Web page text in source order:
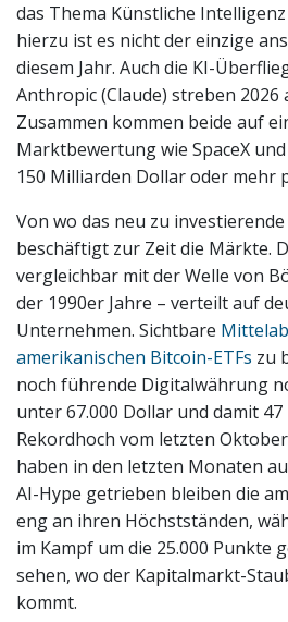
das Thema Künstliche
hierzu ist es nicht der einzige
diesem Jahr. Auch die KI-
Anthropic (Claude) streben 2026
Zusammen kommen beide auf
Marktbewertung wie SpaceX
150 Milliarden Dollar oder mehr
Von wo das neu zu
beschäftigt zur Zeit die Märkte.
vergleichbar mit der Welle von
der 1990er Jahre – verteilt auf
Unternehmen. Sichtbare
amerikanischen Bitcoin-ETFs zu
noch führende Digitalwährung
unter 67.000 Dollar und damit
Rekordhoch vom letzten
haben in den letzten Monaten
AI-Hype getrieben bleiben die
eng an ihren Höchstständen,
im Kampf um die 25.000 Punkte
sehen, wo der Kapitalmarkt-
kommt.